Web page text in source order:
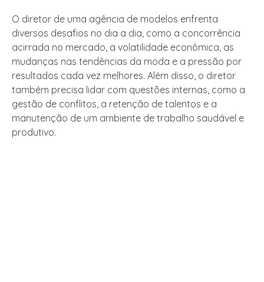
O diretor de uma agência de modelos enfrenta
diversos desafios no dia a dia, como a concorrência
acirrada no mercado, a volatilidade econômica, as
mudanças nas tendências da moda e a pressão por
resultados cada vez melhores. Além disso, o diretor
também precisa lidar com questões internas, como a
gestão de conflitos, a retenção de talentos e a
manutenção de um ambiente de trabalho saudável e
produtivo.